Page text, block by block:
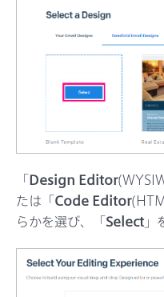
「Design Editor
たは「Code Editor
らかを選び、「Select 」